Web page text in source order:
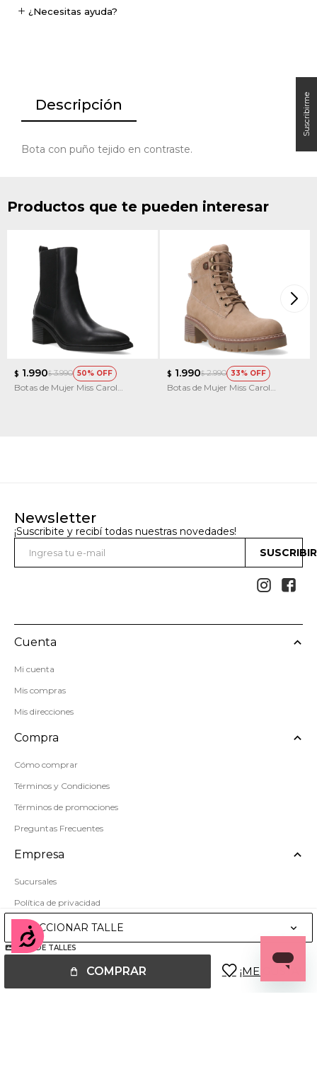
Accesibilidad
SELECCIONAR TALLE
GUÍA DE TALLES
COMPRAR
¿Necesitas ayuda?
Descripción
Bota con puño tejido en contraste.
Productos que te pueden interesar
$ 1.990$ 3.990 50
Botas de Mujer Miss Carol
$ 1.990$ 2.990 33
Botas de Mujer Miss Carol
Newsletter
¡Suscribite y recibí todas nuestras novedades!
 
Cuenta
Mi cuenta
Mis compras
Mis direcciones
Compra
Cómo comprar
Términos y Condiciones
Términos de promociones
Preguntas Frecuentes
Empresa
Sucursales
Política de privacidad
Mapa del sitio